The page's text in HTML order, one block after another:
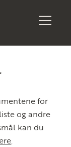
for
og andre
kan du
.